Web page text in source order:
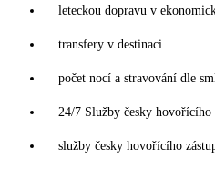
leteckou dopravu v
transfery v destinaci
počet nocí a stravování dle
24/7 Služby česky hovořícího
služby česky hovořícího